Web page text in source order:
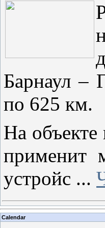
Барнаул –
по 625 км.
На
применит
устройс ...
Calendar